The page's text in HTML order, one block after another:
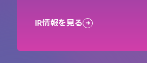
IR情報を見る